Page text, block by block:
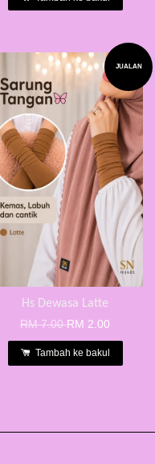
JUALAN
Hs Dewasa Latte
RM 7.00RM 2.00
Tambah ke bakul